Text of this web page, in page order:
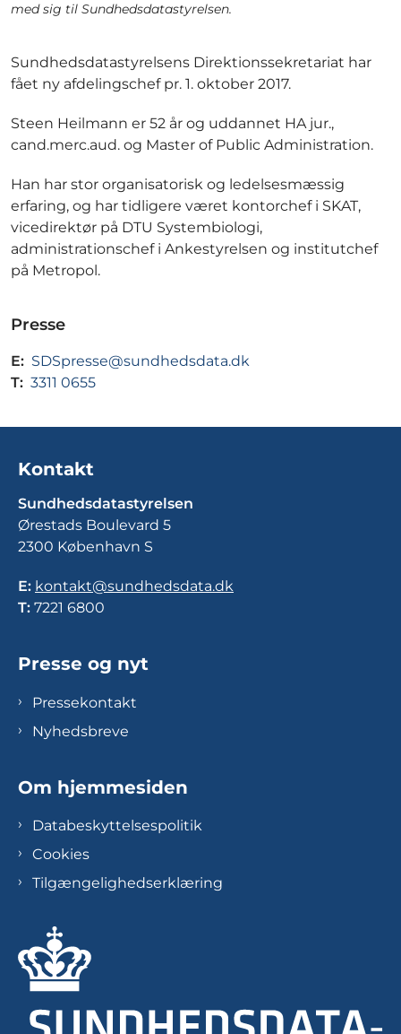
med sig til Sundhedsdatastyrelsen.
Sundhedsdatastyrelsens Direktionssekretariat har
fået ny afdelingschef pr. 1. oktober 2017.
Steen Heilmann er 52 år og uddannet HA jur.,
cand.merc.aud. og Master of Public Administration.
Han har stor organisatorisk og ledelsesmæssig
erfaring, og har tidligere været kontorchef i SKAT,
vicedirektør på DTU Systembiologi,
administrationschef i Ankestyrelsen og institutchef
på Metropol.
Presse
E: SDSpresse@sundhedsdata.dk
T: 3311 0655
Kontakt
Sundhedsdatastyrelsen
Ørestads Boulevard 5
2300 København S
E: kontakt@sundhedsdata.dk
T: 7221 6800
Presse og nyt
Pressekontakt
Nyhedsbreve
Om hjemmesiden
Databeskyttelsespolitik
Cookies
Tilgængelighedserklæring